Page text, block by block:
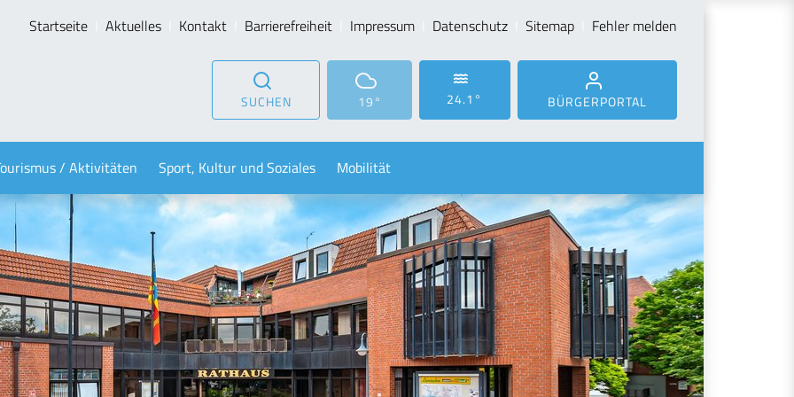
Startseite Aktuelles Kontakt Barrierefreiheit Impressum Datenschutz Sitemap Fehler melden
SUCHEN 19° 24.1° BÜRGERPORTAL
/ Aktivitäten Sport, Kultur und Soziales Mobilität